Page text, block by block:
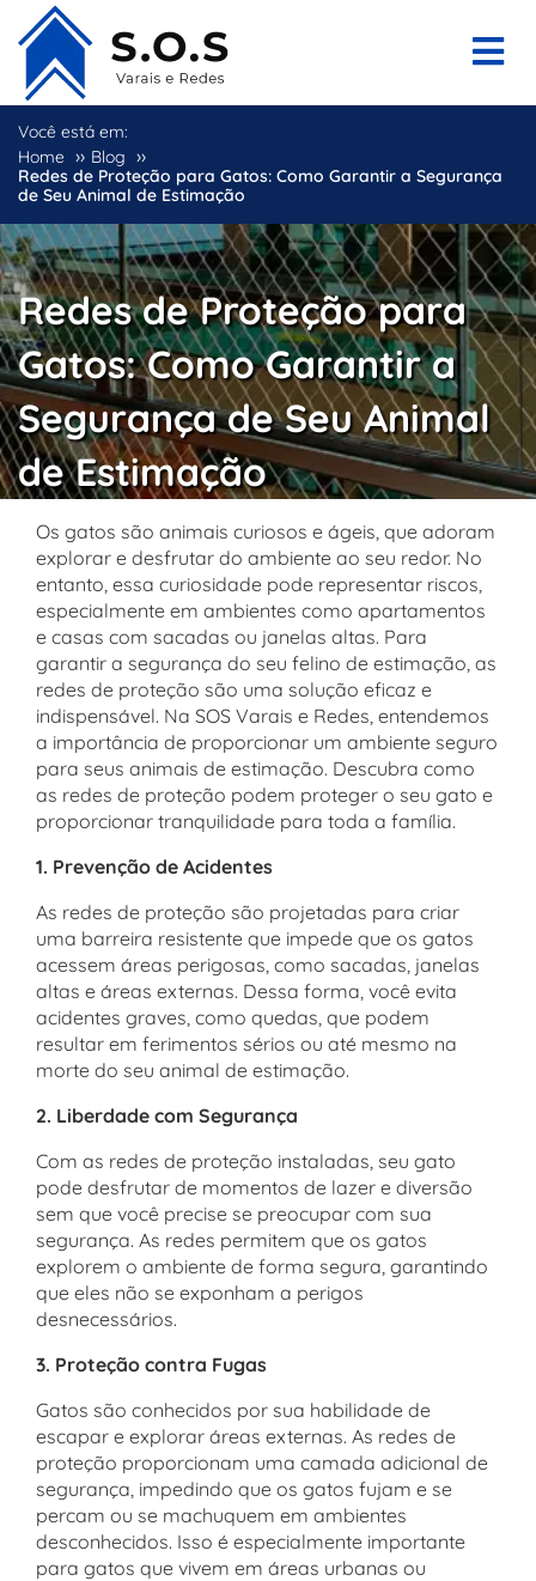
Você está em:
Home ›› Blog ››
Redes de Proteção para Gatos: Como Garantir a Segurança
de Seu Animal de Estimação
Redes de Proteção para
Gatos: Como Garantir a
Segurança de Seu Animal
de Estimação
Os gatos são animais curiosos e ágeis, que adoram
explorar e desfrutar do ambiente ao seu redor. No
entanto, essa curiosidade pode representar riscos,
especialmente em ambientes como apartamentos
e casas com sacadas ou janelas altas. Para
garantir a segurança do seu felino de estimação, as
redes de proteção são uma solução eficaz e
indispensável. Na SOS Varais e Redes, entendemos
a importância de proporcionar um ambiente seguro
para seus animais de estimação. Descubra como
as redes de proteção podem proteger o seu gato e
proporcionar tranquilidade para toda a família.
1. Prevenção de Acidentes
As redes de proteção são projetadas para criar
uma barreira resistente que impede que os gatos
acessem áreas perigosas, como sacadas, janelas
altas e áreas externas. Dessa forma, você evita
acidentes graves, como quedas, que podem
resultar em ferimentos sérios ou até mesmo na
morte do seu animal de estimação.
2. Liberdade com Segurança
Com as redes de proteção instaladas, seu gato
pode desfrutar de momentos de lazer e diversão
sem que você precise se preocupar com sua
segurança. As redes permitem que os gatos
explorem o ambiente de forma segura, garantindo
que eles não se exponham a perigos
desnecessários.
3. Proteção contra Fugas
Gatos são conhecidos por sua habilidade de
escapar e explorar áreas externas. As redes de
proteção proporcionam uma camada adicional de
segurança, impedindo que os gatos fujam e se
percam ou se machuquem em ambientes
desconhecidos. Isso é especialmente importante
para gatos que vivem em áreas urbanas ou